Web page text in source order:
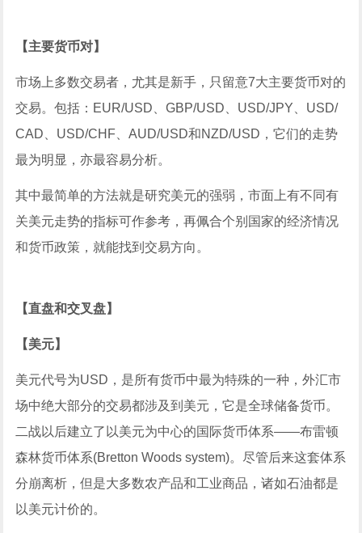
【主要货币对】
市场上多数交易者，尤其是新手，只留意7大主要货币对的
交易。包括：EUR/USD、GBP/USD、USD/JPY、USD/
CAD、USD/CHF、AUD/USD和NZD/USD，它们的走势
最为明显，亦最容易分析。
其中最简单的方法就是研究美元的强弱，市面上有不同有
关美元走势的指标可作参考，再佩合个别国家的经济情况
和货币政策，就能找到交易方向。
【直盘和交叉盘】
【美元】
美元代号为USD，是所有货币中最为特殊的一种，外汇市
场中绝大部分的交易都涉及到美元，它是全球储备货币。
二战以后建立了以美元为中心的国际货币体系——布雷顿
森林货币体系(Bretton Woods system)。尽管后来这套体系
分崩离析，但是大多数农产品和工业商品，诸如石油都是
以美元计价的。